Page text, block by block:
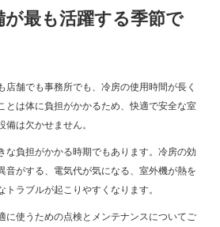
が最も活躍する季節で
店舗でも事務所でも、冷房の使用時間が長く
とは体に負担がかかるため、快適で安全な室
備は欠かせません。
な負担がかかる時期でもあります。冷房の効
音がする、電気代が気になる、室外機が熱を
ラブルが起こりやすくなります。
に使うための点検とメンテナンスについてご